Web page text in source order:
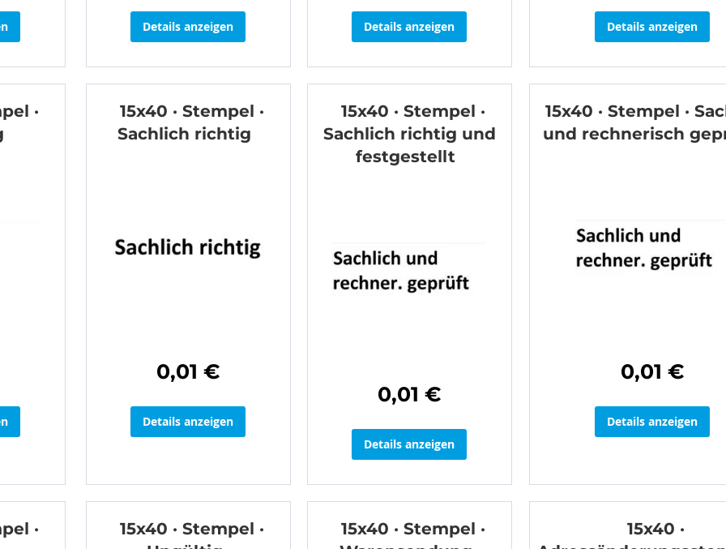
Details anzeigen Details anzeigen Details anzeigen
·
15x40 · Stempel ·
Sachlich richtig
0,01 €
Details anzeigen
15x40 · Stempel ·
Sachlich richtig und
festgestellt
0,01 €
Details anzeigen
15x40 · Stempel ·
und rechnerisch
0,01 €
Details anzeigen
·
15x40 · Stempel ·
15x40 · Stempel ·
15x40 ·